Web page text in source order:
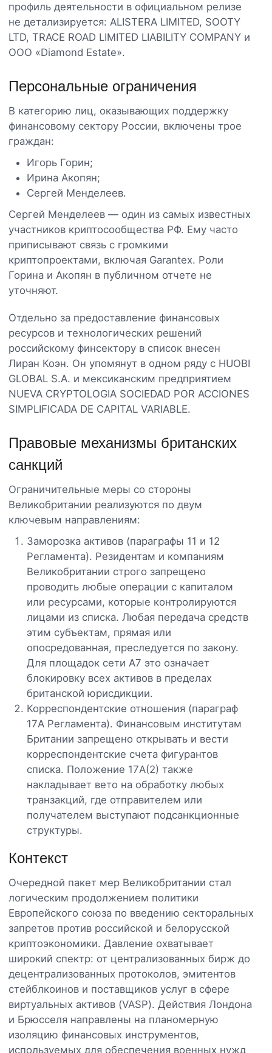
профиль деятельности в официальном релизе
не детализируется: ALISTERA LIMITED, SOOTY
LTD, TRACE ROAD LIMITED LIABILITY COMPANY и
ООО «Diamond Estate».
Персональные ограничения
В категорию лиц, оказывающих поддержку
финансовому сектору России, включены трое
граждан:
Игорь Горин;
Ирина Акопян;
Сергей Менделеев.
Сергей Менделеев — один из самых известных
участников криптосообщества РФ. Ему часто
приписывают связь с громкими
криптопроектами, включая Garantex. Роли
Горина и Акопян в публичном отчете не
уточняют.
Отдельно за предоставление финансовых
ресурсов и технологических решений
российскому финсектору в список внесен
Лиран Коэн. Он упомянут в одном ряду с HUOBI
GLOBAL S.A. и мексиканским предприятием
NUEVA CRYPTOLOGIA SOCIEDAD POR ACCIONES
SIMPLIFICADA DE CAPITAL VARIABLE.
Правовые механизмы британских
санкций
Ограничительные меры со стороны
Великобритании реализуются по двум
ключевым направлениям:
Заморозка активов (параграфы 11 и 12
Регламента). Резидентам и компаниям
Великобритании строго запрещено
проводить любые операции с капиталом
или ресурсами, которые контролируются
лицами из списка. Любая передача средств
этим субъектам, прямая или
опосредованная, преследуется по закону.
Для площадок сети A7 это означает
блокировку всех активов в пределах
британской юрисдикции.
Корреспондентские отношения (параграф
17A Регламента). Финансовым институтам
Британии запрещено открывать и вести
корреспондентские счета фигурантов
списка. Положение 17A(2) также
накладывает вето на обработку любых
транзакций, где отправителем или
получателем выступают подсанкционные
структуры.
Контекст
Очередной пакет мер Великобритании стал
логическим продолжением политики
Европейского союза по введению секторальных
запретов против российской и белорусской
криптоэкономики. Давление охватывает
широкий спектр: от централизованных бирж до
децентрализованных протоколов, эмитентов
стейблкоинов и поставщиков услуг в сфере
виртуальных активов (VASP). Действия Лондона
и Брюсселя направлены на планомерную
изоляцию финансовых инструментов,
используемых для обеспечения военных нужд